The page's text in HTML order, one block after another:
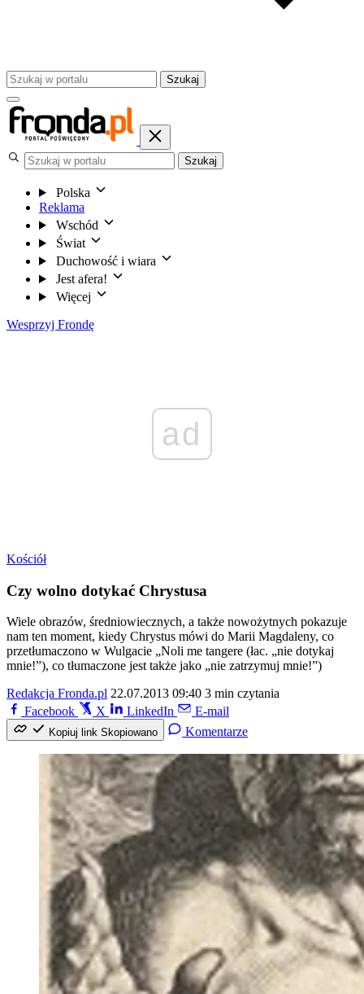
Szukaj
Szukaj
Polska
Reklama
Wschód
Świat
Duchowość i wiara
Jest afera!
Więcej
Wesprzyj Frondę
ad
Kościół
Czy wolno dotykać Chrystusa
Wiele obrazów, średniowiecznych, a także nowożytnych pokazuje
nam ten moment, kiedy Chrystus mówi do Marii Magdaleny, co
przetłumaczono w Wulgacie „Noli me tangere (łac. „nie dotykaj
mnie!”), co tłumaczone jest także jako „nie zatrzymuj mnie!”)
Redakcja Fronda.pl 22.07.2013 09:40 3 min czytania
Facebook
X LinkedIn E-mail
Kopiuj link Skopiowano Komentarze